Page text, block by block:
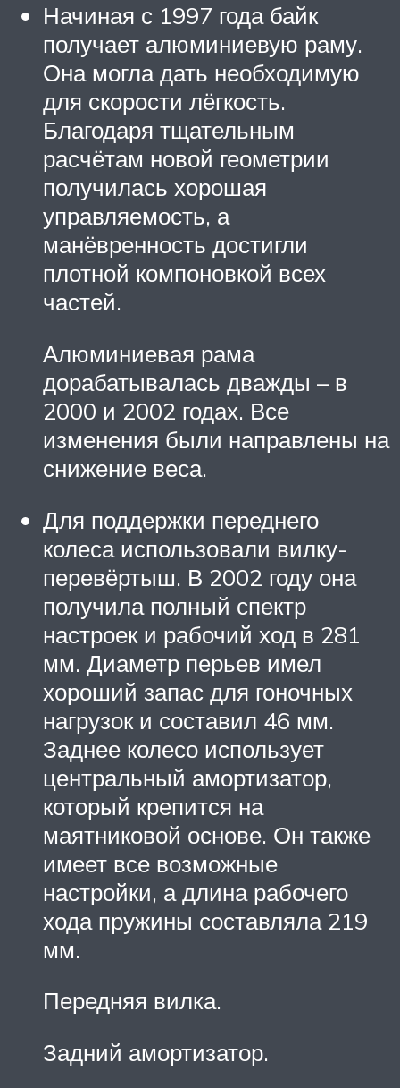
Начиная с 1997 года байк
получает алюминиевую раму.
Она могла дать необходимую
для скорости лёгкость.
Благодаря тщательным
расчётам новой геометрии
получилась хорошая
управляемость, а
манёвренность достигли
плотной компоновкой всех
частей.
Алюминиевая рама
дорабатывалась дважды – в
2000 и 2002 годах. Все
изменения были направлены на
снижение веса.
Для поддержки переднего
колеса использовали вилку-
перевёртыш. В 2002 году она
получила полный спектр
настроек и рабочий ход в 281
мм. Диаметр перьев имел
хороший запас для гоночных
нагрузок и составил 46 мм.
Заднее колесо использует
центральный амортизатор,
который крепится на
маятниковой основе. Он также
имеет все возможные
настройки, а длина рабочего
хода пружины составляла 219
мм.
Передняя вилка.
Задний амортизатор.